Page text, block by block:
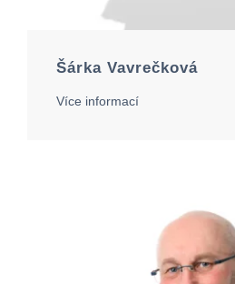
Šárka Vavrečková
Více informací